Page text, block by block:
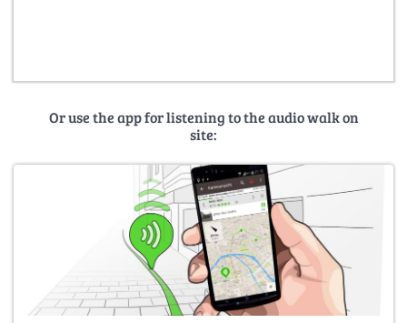
Or use the app for listening to the audio walk on
site: